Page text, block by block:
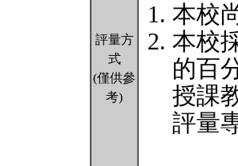
評量方
式
(僅供參
考)
本校
本校
的百
授課
評量